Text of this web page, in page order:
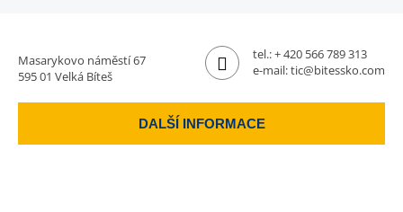
Masarykovo náměstí 67
595 01 Velká Bíteš
tel.:+ 420 566 789 313
e-mail:tic@bitessko.com
DALŠÍ INFORMACE